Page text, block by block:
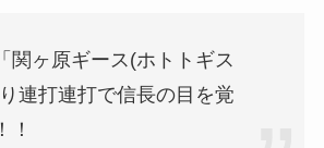
関ヶ原ギース(ホトトギス
連打連打で信長の目を覚
！